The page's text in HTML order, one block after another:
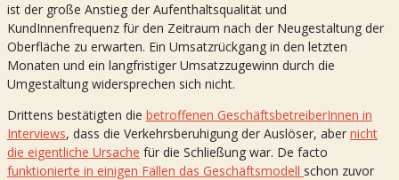
ist der große Anstieg der Aufenthaltsqualität und
KundInnenfrequenz für den Zeitraum nach der Neugestaltung der
Oberfläche zu erwarten. Ein Umsatzrückgang in den letzten
Monaten und ein langfristiger Umsatzzugewinn durch die
Umgestaltung widersprechen sich nicht.
Drittens bestätigten die betroffenen GeschäftsbetreiberInnen in
Interviews, dass die Verkehrsberuhigung der Auslöser, aber nicht
die eigentliche Ursache für die Schließung war. De facto
funktionierte in einigen Fällen das Geschäftsmodell schon zuvor